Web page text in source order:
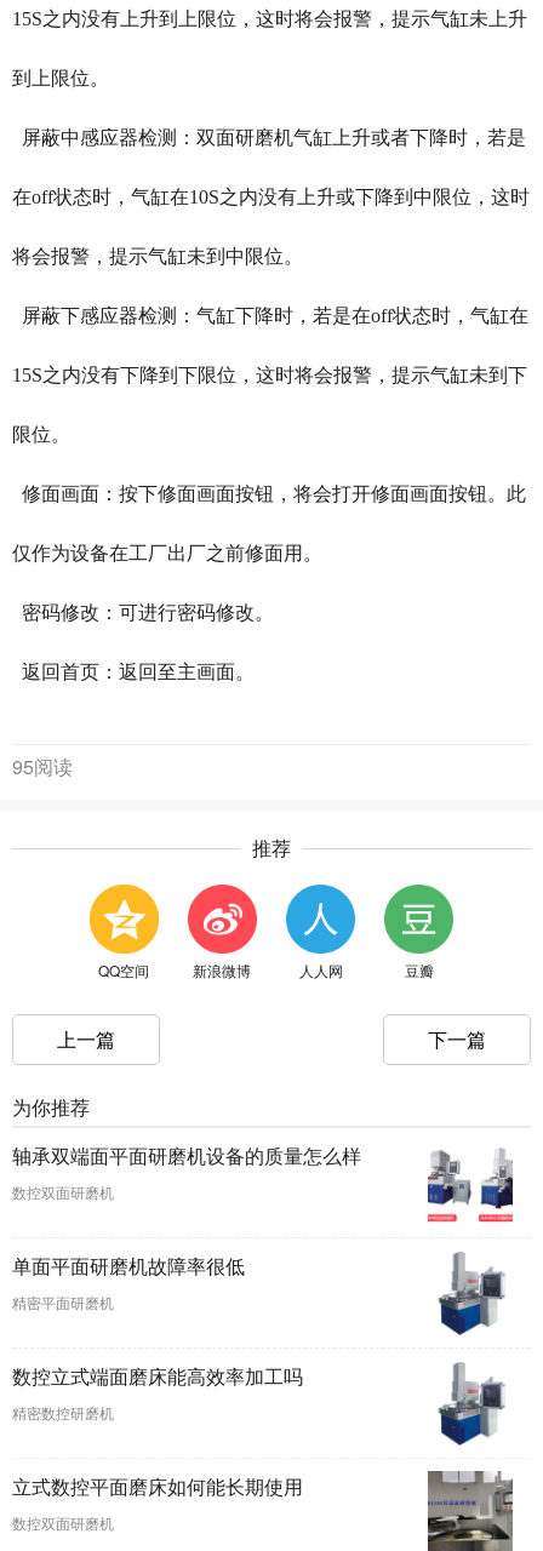
15S之内没有上升到上限位，这时将会报警，提示气缸未上升
到上限位。
屏蔽中感应器检测：双面研磨机气缸上升或者下降时，若是
在off状态时，气缸在10S之内没有上升或下降到中限位，这时
将会报警，提示气缸未到中限位。
屏蔽下感应器检测：气缸下降时，若是在off状态时，气缸在
15S之内没有下降到下限位，这时将会报警，提示气缸未到下
限位。
修面画面：按下修面画面按钮，将会打开修面画面按钮。此
仅作为设备在工厂出厂之前修面用。
密码修改：可进行密码修改。
返回首页：返回至主画面。
95阅读
推荐
QQ空间 新浪微博 人人网 豆瓣
上一篇 下一篇
为你推荐
轴承双端面平面研磨机设备的质量怎么样
数控双面研磨机
单面平面研磨机故障率很低
精密平面研磨机
数控立式端面磨床能高效率加工吗
精密数控研磨机
立式数控平面磨床如何能长期使用
数控双面研磨机